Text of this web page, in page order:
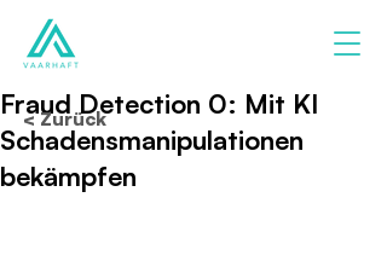
Fraud Detection 0: Mit KI
Schadensmanipulationen
bekämpfen
< Zurück